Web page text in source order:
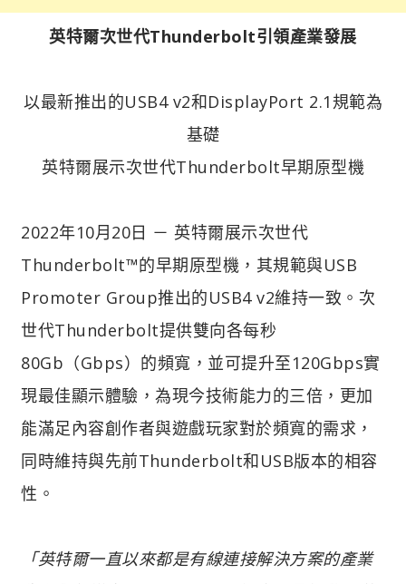
英特爾次世代Thunderbolt引領產業發展
以最新推出的USB4 v2和DisplayPort 2.1規範為
基礎
英特爾展示次世代Thunderbolt早期原型機​
2022年10月20日 － 英特爾展示次世代
Thunderbolt™的早期原型機，其規範與USB
Promoter Group推出的USB4 v2維持一致。次
世代Thunderbolt提供雙向各每秒
80Gb（Gbps）的頻寬，並可提升至120Gbps實
現最佳顯示體驗，為現今技術能力的三倍，更加
能滿足內容創作者與遊戲玩家對於頻寬的需求，
同時維持與先前Thunderbolt和USB版本的相容
性。
「英特爾一直以來都是有線連接解決方案的產業